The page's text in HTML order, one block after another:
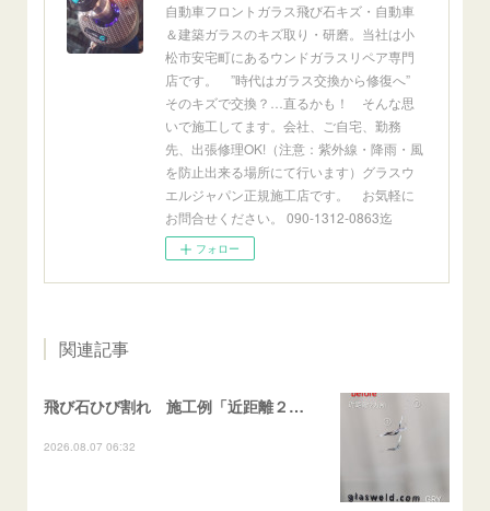
自動車フロントガラス飛び石キズ・自動車
＆建築ガラスのキズ取り・研磨。当社は小
松市安宅町にあるウンドガラスリペア専門
店です。 ”時代はガラス交換から修復へ”
そのキズで交換？…直るかも！ そんな思
いで施工してます。会社、ご自宅、勤務
先、出張修理OK!（注意：紫外線・降雨・風
を防止出来る場所にて行います）グラスウ
エルジャパン正規施工店です。 お気軽に
お問合せください。 090-1312-0863迄
フォロー
関連記事
飛び石ひび割れ 施工例「近距離２箇所・パーシャル系+ストレート系」CX-8
2026.08.07 06:32